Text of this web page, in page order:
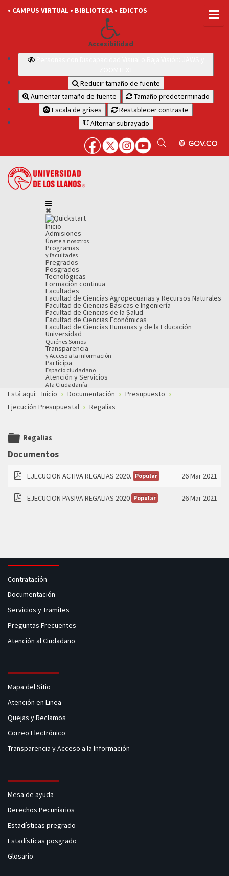
• CAMPUS VIRTUAL • BIBLIOTECA • EDICTOS
Accesibilidad
Reducir tamaño de fuente
Aumentar tamaño de fuente
Tamaño predeterminado
Escala de grises
Restablecer contraste
Alternar subrayado
Inicio
Admisiones
Únete a nosotros
Programas
y facultades
Pregrados
Posgrados
Tecnológicas
Formación continua
Facultades
Facultad de Ciencias Agropecuarias y Recursos Naturales
Facultad de Ciencias Básicas e Ingeniería
Facultad de Ciencias de la Salud
Facultad de Ciencias Económicas
Facultad de Ciencias Humanas y de la Educación
Universidad
Quiénes Somos
Transparencia
y Acceso a la información
Participa
Espacio ciudadano
Atención y Servicios
A la Ciudadanía
Está aquí: Inicio Documentación
Presupuesto
Ejecución Presupuestal
Regalias
folder
Regalias
Documentos
EJECUCION ACTIVA REGALIAS 2020. Popular 26 Mar 2021
EJECUCION PASIVA REGALIAS 2020 Popular 26 Mar 2021
Contratación
Documentación
Servicios y Tramites
Preguntas Frecuentes
Atención al Ciudadano
Mapa del Sitio
Atención en Linea
Quejas y Reclamos
Correo Electrónico
Transparencia y Acceso a la Información
Mesa de ayuda
Derechos Pecuniarios
Estadísticas pregrado
Estadísticas posgrado
Glosario